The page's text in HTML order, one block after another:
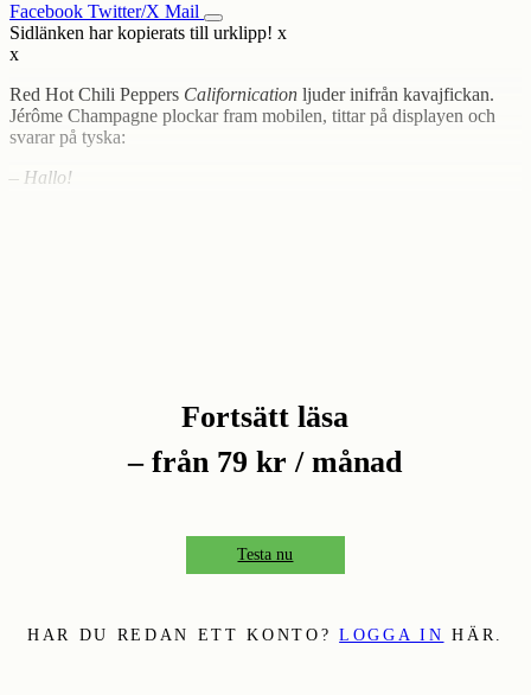
Facebook Twitter/X Mail
Sidlänken har kopierats till urklipp! x
x
Red Hot Chili Peppers Californication ljuder inifrån kavajfickan.
Jérôme Champagne plockar fram mobilen, tittar på displayen och
svarar på tyska:
– Hallo!
Fortsätt läsa
– från 79 kr / månad
Testa nu
HAR DU REDAN ETT KONTO?LOGGA IN HÄR.